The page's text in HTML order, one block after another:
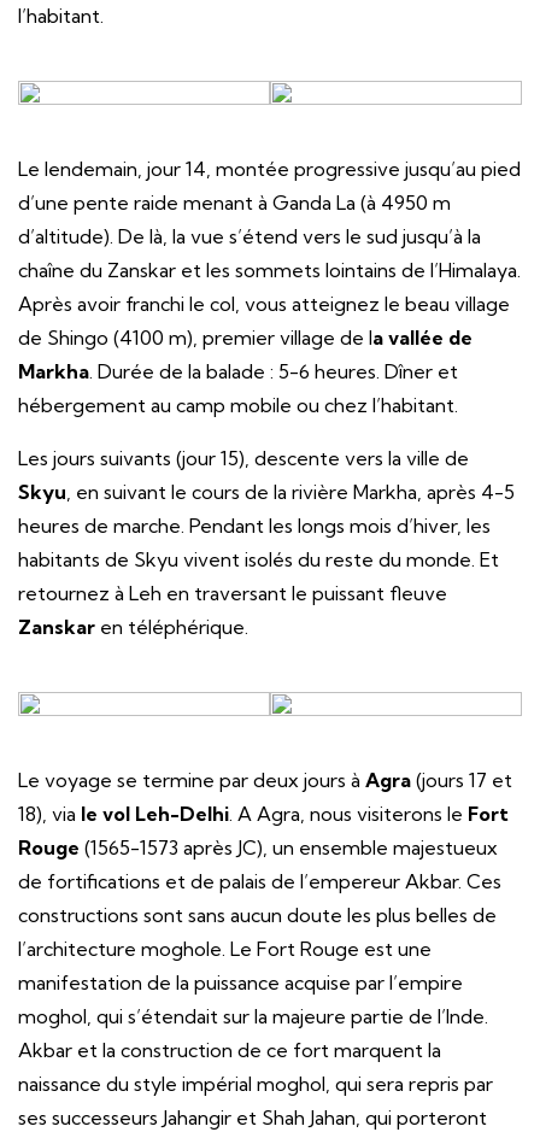
l’habitant.
Le lendemain, jour 14, montée progressive jusqu’au pied
d’une pente raide menant à Ganda La (à 4950 m
d’altitude). De là, la vue s’étend vers le sud jusqu’à la
chaîne du Zanskar et les sommets lointains de l’Himalaya.
Après avoir franchi le col, vous atteignez le beau village
de Shingo (4100 m), premier village de la vallée de
Markha. Durée de la balade : 5-6 heures. Dîner et
hébergement au camp mobile ou chez l’habitant.
Les jours suivants (jour 15), descente vers la ville de
Skyu, en suivant le cours de la rivière Markha, après 4-5
heures de marche. Pendant les longs mois d’hiver, les
habitants de Skyu vivent isolés du reste du monde. Et
retournez à Leh en traversant le puissant fleuve
Zanskar en téléphérique.
Le voyage se termine par deux jours à Agra (jours 17 et
18), via le vol Leh-Delhi. A Agra, nous visiterons le Fort
Rouge (1565-1573 après JC), un ensemble majestueux
de fortifications et de palais de l’empereur Akbar. Ces
constructions sont sans aucun doute les plus belles de
l’architecture moghole. Le Fort Rouge est une
manifestation de la puissance acquise par l’empire
moghol, qui s’étendait sur la majeure partie de l’Inde.
Akbar et la construction de ce fort marquent la
naissance du style impérial moghol, qui sera repris par
ses successeurs Jahangir et Shah Jahan, qui porteront